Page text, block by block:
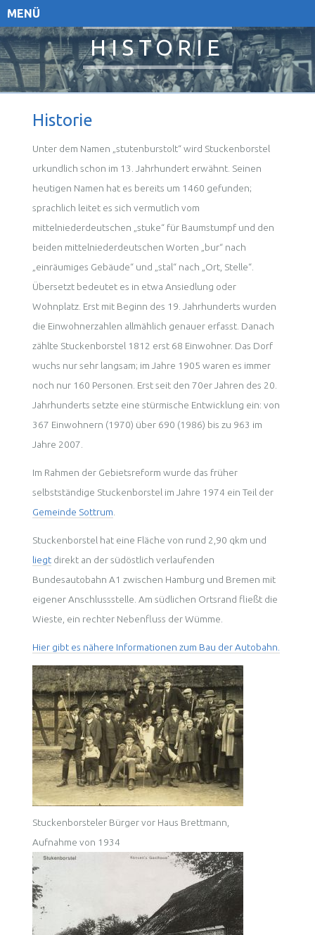
MENÜ
HISTORIE
Historie
Unter dem Namen „stutenburstolt“ wird Stuckenborstel
urkundlich schon im 13. Jahrhundert erwähnt. Seinen
heutigen Namen hat es bereits um 1460 gefunden;
sprachlich leitet es sich vermutlich vom
mittelniederdeutschen „stuke“ für Baumstumpf und den
beiden mittelniederdeutschen Worten „bur“ nach
„einräumiges Gebäude“ und „stal“ nach „Ort, Stelle“.
Übersetzt bedeutet es in etwa Ansiedlung oder
Wohnplatz. Erst mit Beginn des 19. Jahrhunderts wurden
die Einwohnerzahlen allmählich genauer erfasst. Danach
zählte Stuckenborstel 1812 erst 68 Einwohner. Das Dorf
wuchs nur sehr langsam; im Jahre 1905 waren es immer
noch nur 160 Personen. Erst seit den 70er Jahren des 20.
Jahrhunderts setzte eine stürmische Entwicklung ein: von
367 Einwohnern (1970) über 690 (1986) bis zu 963 im
Jahre 2007.
Im Rahmen der Gebietsreform wurde das früher
selbstständige Stuckenborstel im Jahre 1974 ein Teil der
Gemeinde Sottrum.
Stuckenborstel hat eine Fläche von rund 2,90 qkm und
liegt direkt an der südöstlich verlaufenden
Bundesautobahn A1 zwischen Hamburg und Bremen mit
eigener Anschlussstelle. Am südlichen Ortsrand fließt die
Wieste, ein rechter Nebenfluss der Wümme.
Hier gibt es nähere Informationen zum Bau der Autobahn.
Stuckenborsteler Bürger vor Haus Brettmann,
Aufnahme von 1934